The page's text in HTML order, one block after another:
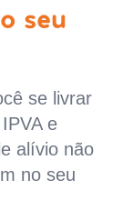
seu
se livrar
e
alívio não
no seu